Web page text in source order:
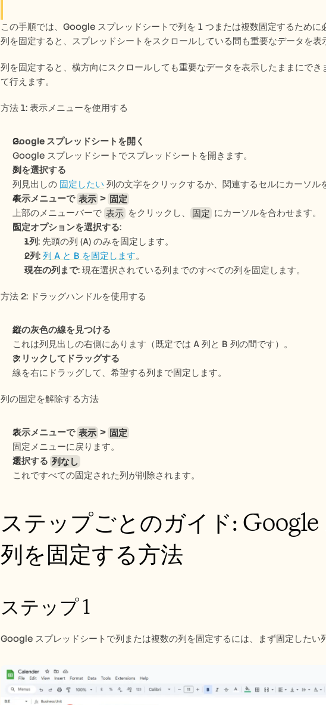
この手順では、Google スプレッドシートで列を 1 つまたは複数固定するために
列を固定すると、スプレッドシートをスクロールしている間も重要なデータを表
列を固定すると、横方向にスクロールしても重要なデータを表示したままにでき
て行えます。
方法 1: 表示メニューを使用する
Google スプレッドシートを開く
Google スプレッドシートでスプレッドシートを開きます。
列を選択する
列見出しの 固定したい 列の文字をクリックするか、関連するセルにカーソル
表示メニューで 表示 > 固定
上部のメニューバーで 表示 をクリックし、 固定 にカーソルを合わせます。
固定オプションを選択する:
1列: 先頭の列 (A) のみを固定します。
2列: 列 A と B を固定します。
現在の列まで: 現在選択されている列までのすべての列を固定します。
方法 2: ドラッグハンドルを使用する
縦の灰色の線を見つける
これは列見出しの右側にあります（既定では A 列と B 列の間です）。
クリックしてドラッグする
線を右にドラッグして、希望する列まで固定します。
列の固定を解除する方法
表示メニューで 表示 > 固定
固定メニューに戻ります。
選択する 列なし
これですべての固定された列が削除されます。
ステップごとのガイド:
列を固定する方法
ステップ 1
Google スプレッドシートで列または複数の列を固定するには、まず固定したい